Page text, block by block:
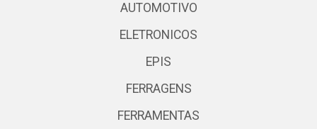
AUTOMOTIVO
ELETRONICOS
EPIS
FERRAGENS
FERRAMENTAS